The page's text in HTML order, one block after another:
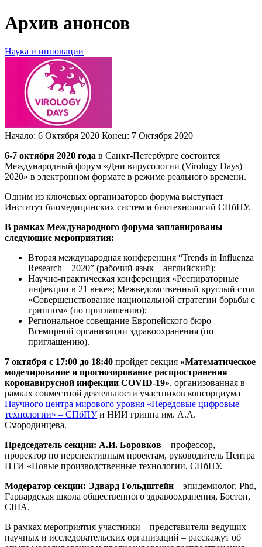
Архив анонсов
Наука и инновации
Начало: 6 Октября 2020 Конец: 7 Октября 2020
6-7 октября 2020 года в Санкт-Петербурге состоится
Международный форум «Дни вирусологии (Virology Days) –
2020» в электронном формате в режиме реального времени.
Одним из ключевых организаторов форума выступает
Институт биомедицинских систем и биотехнологий СПбПУ.
В рамках Международного форума запланированы
следующие мероприятия:
Вторая международная конференция “Trends in Influenza
Research – 2020” (рабочий язык – английский);
Научно-практическая конференция «Респираторные
инфекции в 21 веке»; Межведомственный круглый стол
«Совершенствование национальной стратегии борьбы с
гриппом» (по приглашению);
Региональное совещание Европейского бюро
Всемирной организации здравоохранения (по
приглашению).
7 октября с 17:00 до 18:40 пройдет секция «Математическое
моделирование и прогнозирование распространения
коронавирусной инфекции COVID-19», организованная в
рамках совместной деятельности участников консорциума
Научного центра мирового уровня «Передовые цифровые
технологии» – СПбПУи НИИ гриппа им. А.А.
Смородинцева.
Председатель секции: А.И. Боровков – профессор,
проректор по перспективным проектам, руководитель Центра
НТИ «Новые производственные технологии, СПбПУ.
Модератор секции: Эдвард Гольдштейн – эпидемиолог, Phd,
Гарвардская школа общественного здравоохранения, Бостон,
США.
В рамках мероприятия участники – представители ведущих
научных и исследовательских организаций – расскажут об